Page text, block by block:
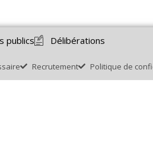
publics Délibérations
Recrutement Politique de